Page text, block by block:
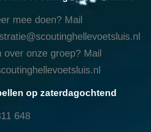
mee doen? Mail
over onze groep? Mail
op zaterdagochtend
648